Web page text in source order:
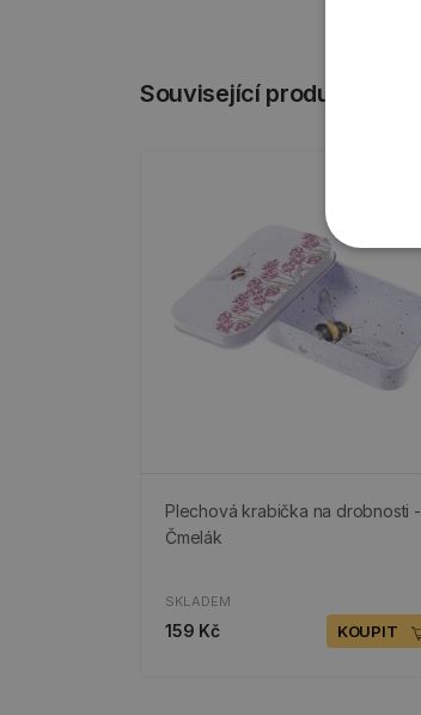
Související produkty
Plechová krabička na drobnosti -
Čmelák
SKLADEM
159 Kč KOUPIT